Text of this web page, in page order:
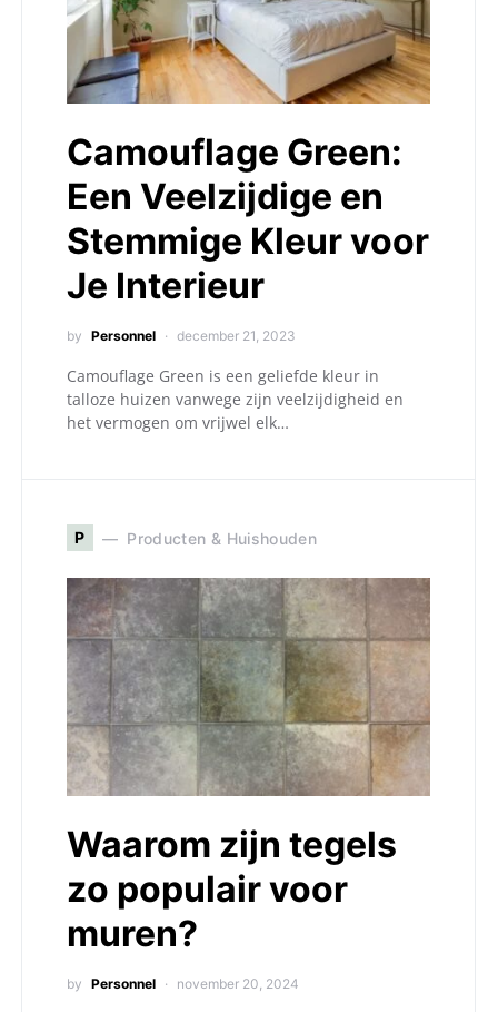
Camouflage Green:
Een Veelzijdige en
Stemmige Kleur voor
Je Interieur
by Personnel december 21, 2023
Camouflage Green is een geliefde kleur in
talloze huizen vanwege zijn veelzijdigheid en
het vermogen om vrijwel elk…
P Producten & Huishouden
Waarom zijn tegels
zo populair voor
muren?
by Personnel november 20, 2024